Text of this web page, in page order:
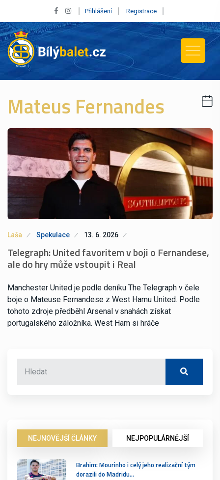
Přihlášení Registrace
Mateus Fernandes
Laša Spekulace 13. 6. 2026
Telegraph: United favoritem v boji o Fernandese,
ale do hry může vstoupit i Real
Manchester United je podle deníku The Telegraph v čele
boje o Mateuse Fernandese z West Hamu United. Podle
tohoto zdroje předběhl Arsenal v snahách získat
portugalského záložníka. West Ham si hráče
NEJNOVĚJŠÍ ČLÁNKY NEJPOPULÁRNĚJŠÍ
Brahim: Mourinho i celý jeho realizační tým
dorazili do Madridu…